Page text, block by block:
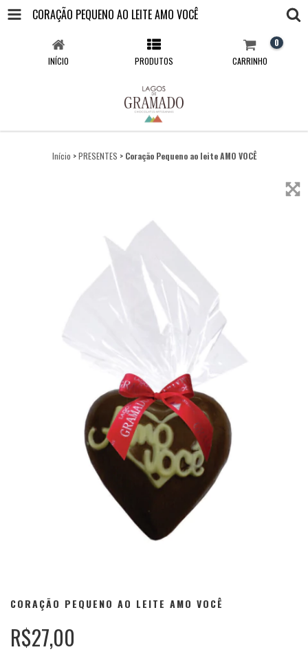
CORAÇÃO PEQUENO AO LEITE AMO VOCÊ
INÍCIO PRODUTOS CARRINHO
0
Início > PRESENTES > Coração Pequeno ao leite AMO VOCÊ
CORAÇÃO PEQUENO AO LEITE AMO VOCÊ
R$27,00